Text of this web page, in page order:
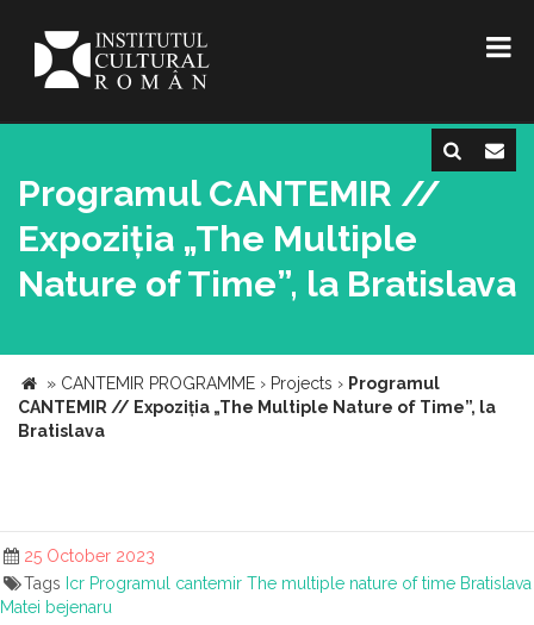
Programul CANTEMIR //
Expoziția „The Multiple
Nature of Time”, la Bratislava
» CANTEMIR PROGRAMME › Projects › Programul
CANTEMIR // Expoziția „The Multiple Nature of Time”, la
Bratislava
25 October 2023
Tags Icr Programul cantemir The multiple nature of time Bratislava
Matei bejenaru